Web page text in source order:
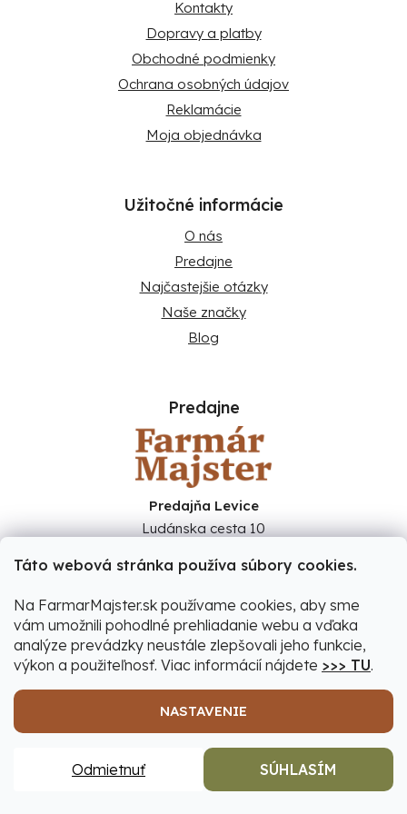
Táto webová stránka používa súbory cookies.
Na FarmarMajster.sk používame cookies, aby sme
vám umožnili pohodlné prehliadanie webu a vďaka
analýze prevádzky neustále zlepšovali jeho funkcie,
výkon a použiteľnosť. Viac informácií nájdete >>> TU.
NASTAVENIE
Odmietnuť SÚHLASÍM
Kontakty
Dopravy a platby
Obchodné podmienky
Ochrana osobných údajov
Reklamácie
Moja objednávka
Užitočné informácie
O nás
Predajne
Najčastejšie otázky
Naše značky
Blog
Predajne
Predajňa Levice
Ludánska cesta 10
Predajňa Šamorín
Bratislavská 80
931 01 Šamorín
Ukázať na mape →
Kontakty
Potrebujete poradiť? Opýtajte sa!
+421 918 101 996